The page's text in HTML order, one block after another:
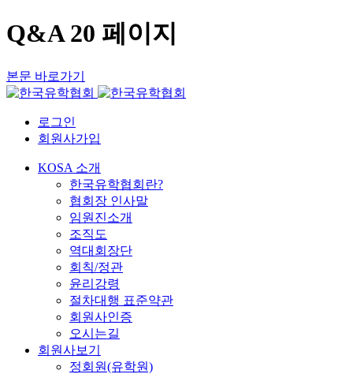
Q&A 20 페이지
본문 바로가기
로그인
회원사가입
KOSA 소개
한국유학협회란?
협회장 인사말
임원진소개
조직도
역대회장단
회칙/정관
윤리강령
절차대행 표준약관
회원사인증
오시는길
회원사보기
정회원(유학원)